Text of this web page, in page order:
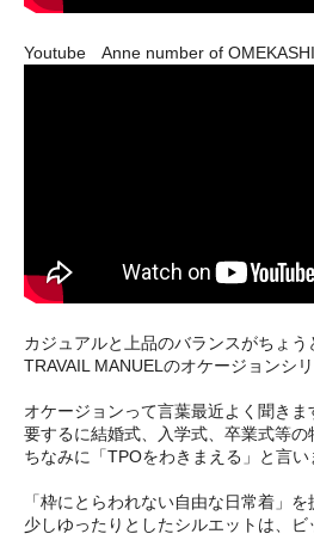
Youtube Anne number of OMEKASHI
カジュアルと上品のバランスがちょう
TRAVAIL MANUELのオケージョンシ
オケージョンって言葉最近よく聞きま
要するに結婚式、入学式、卒業式等の
ちなみに「TPOをわきまえる」と言
「枠にとらわれない自由な日常着」
少しゆったりとしたシルエットは、ビ